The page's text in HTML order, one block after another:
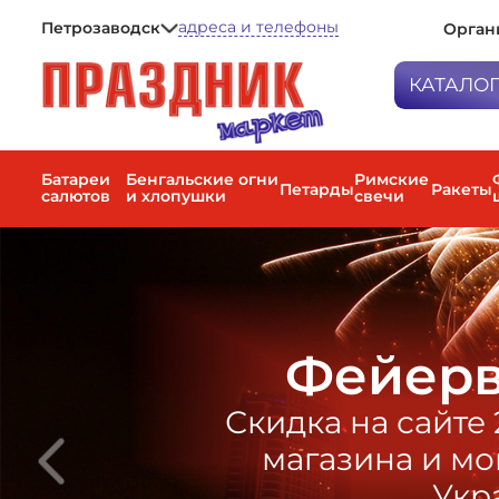
Петрозаводск
Мурманск
Санкт-Петербург
адреса и телефоны
Петарды
Римские
Ракеты
Наземные
Факела
дневные
Батареи
салютов
Бенгальские огни
и хлопушки
ПетардыРимские
свечи
Ракеты
Скидка на
магазина и